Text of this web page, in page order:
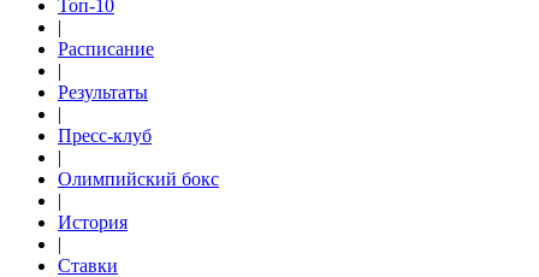
Топ-10
|
Расписание
|
Результаты
|
Пресс-клуб
|
Олимпийский бокс
|
История
|
Ставки